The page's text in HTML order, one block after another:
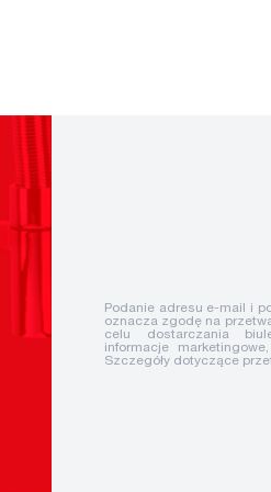
Podanie adresu e-mail i
oznacza zgodę na
celu dostarczania
informacje
Szczegóły dotyczące